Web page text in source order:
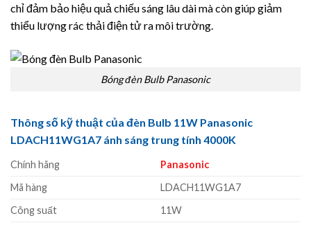
chỉ đảm bảo hiệu quả chiếu sáng lâu dài mà còn giúp giảm
thiểu lượng rác thải điện tử ra môi trường.
Bóng đèn Bulb Panasonic
Thông số kỹ thuật của đèn Bulb 11W Panasonic
LDACH11WG1A7 ánh sáng trung tính 4000K
Chính hãng
Panasonic
Mã hàng
LDACH11WG1A7
Công suất
11W